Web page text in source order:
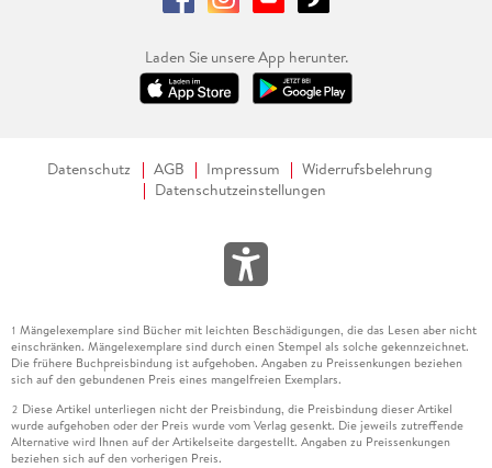
Laden Sie unsere App herunter.
Datenschutz AGB Impressum
Widerrufsbelehrung
Datenschutzeinstellungen
1 Mängelexemplare sind Bücher mit leichten Beschädigungen, die das Lesen aber nicht
einschränken. Mängelexemplare sind durch einen Stempel als solche gekennzeichnet.
Die frühere Buchpreisbindung ist aufgehoben. Angaben zu Preissenkungen beziehen
sich auf den gebundenen Preis eines mangelfreien Exemplars.
2 Diese Artikel unterliegen nicht der Preisbindung, die Preisbindung dieser Artikel
wurde aufgehoben oder der Preis wurde vom Verlag gesenkt. Die jeweils zutreffende
Alternative wird Ihnen auf der Artikelseite dargestellt. Angaben zu Preissenkungen
beziehen sich auf den vorherigen Preis.